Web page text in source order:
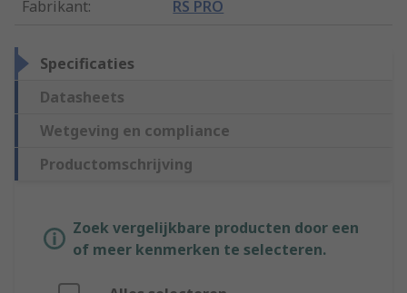
Fabrikant: RS PRO
Specificaties
Datasheets
Wetgeving en compliance
Productomschrijving
Zoek vergelijkbare producten door een
of meer kenmerken te selecteren.